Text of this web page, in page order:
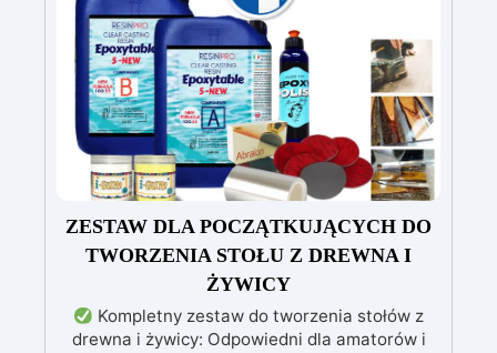
ZESTAW DLA POCZĄTKUJĄCYCH DO
TWORZENIA STOŁU Z DREWNA I
ŻYWICY
Kompletny zestaw do tworzenia stołów z
drewna i żywicy: Odpowiedni dla amatorów i